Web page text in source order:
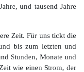
und tausend Jahre
Zeit. Für uns tickt die
bis zum letzten und
Stunden, Monate und
wie einen Strom, der